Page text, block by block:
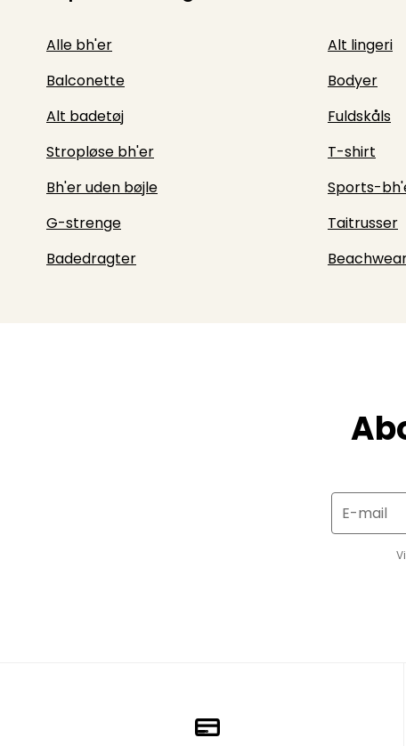
Alle bh'er Alt lingeri
Balconette
Bodyer
Alt badetøj
Fuldskåls
Stropløse bh'er
T-shirt
Bh'er uden bøjle
Sports-
G-strenge
Taitrusser
Badedragter
E-mail